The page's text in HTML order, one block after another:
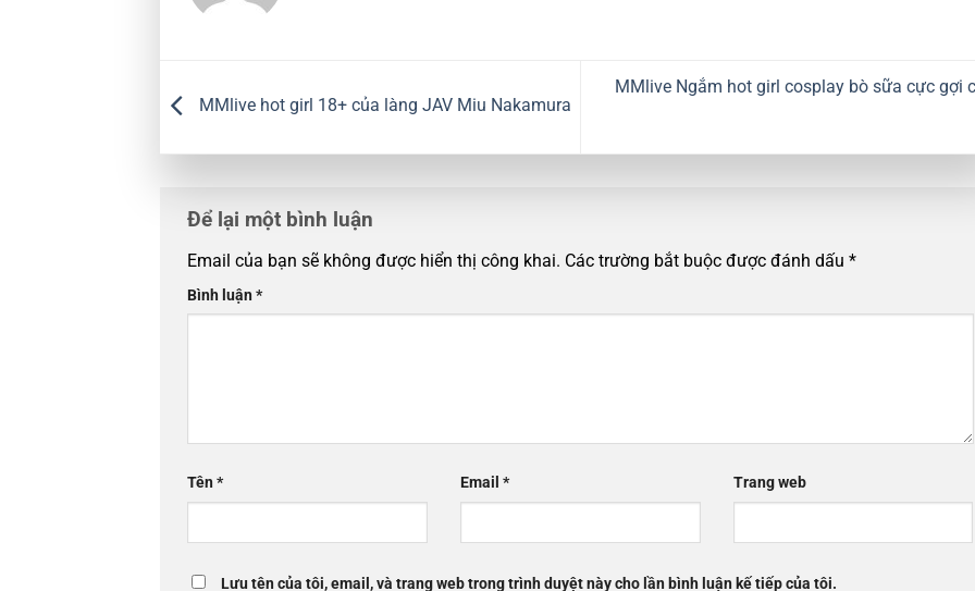
MMlive hot girl 18+ của làng JAV Miu Nakamura
MMlive Ngắm hot girl cosplay bò sữa cực gợi
Để lại một bình luận
Email của bạn sẽ không được hiển thị công khai. Các trường bắt buộc được đánh dấu *
Bình luận*
Tên* Email * Trang web
Lưu tên của tôi, email, và trang web trong trình duyệt này cho lần bình luận kế tiếp của tôi.